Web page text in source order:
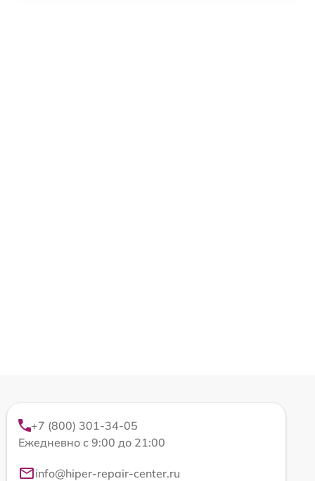
+7 (800) 301-34-05
Ежедневно с 9:00 до 21:00
info@hiper-repair-center.ru